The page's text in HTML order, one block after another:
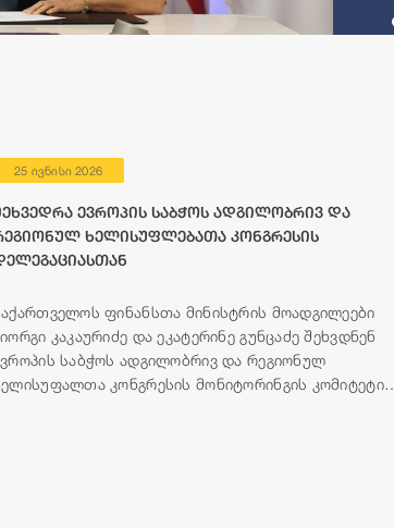
25 ივნისი 2026
ევროპის საბჭოს ადგილობრივ და
ხელისუფლებათა კონგრესის
ფინანსთა მინისტრის მოადგილეები
კაკაურიძე და ეკატერინე გუნცაძე შეხვდნენ
საბჭოს ადგილობრივ და რეგიონულ
კონგრესის მონიტორინგის კომიტეტის